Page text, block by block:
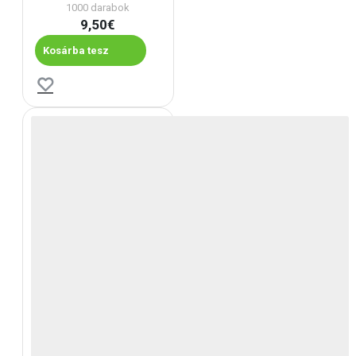
1000 darabok
9,50€
Kosárba tesz